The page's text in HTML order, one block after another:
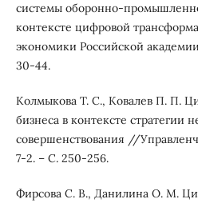
системы оборонно-
контексте цифровой
экономики Российской
30-44.
Колмыкова Т. С., Ковалев П. П.
бизнеса в контексте стратегии
совершенствования //
7-2. – С. 250-256.
Фирсова С. В., Данилина О. М.